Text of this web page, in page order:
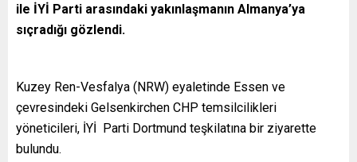
ile İYİ Parti arasındaki yakınlaşmanın Almanya’ya
sıçradığı gözlendi.
Kuzey Ren-Vesfalya (NRW) eyaletinde Essen ve
çevresindeki Gelsenkirchen CHP temsilcilikleri
yöneticileri, İYİ Parti Dortmund teşkilatına bir ziyarette
bulundu.